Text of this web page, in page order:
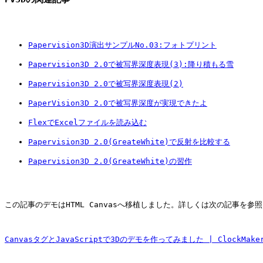
Papervision3D演出サンプルNo.03:フォトプリント
Papervision3D 2.0で被写界深度表現(3):降り積もる雪
Papervision3D 2.0で被写界深度表現(2)
PaperVision3D 2.0で被写界深度が実現できたよ
FlexでExcelファイルを読み込む
Papervision3D 2.0(GreateWhite)で反射を比較する
Papervision3D 2.0(GreateWhite)の習作
この記事のデモはHTML Canvasへ移植しました。詳しくは次の記事を参照
CanvasタグとJavaScriptで3Dのデモを作ってみました |